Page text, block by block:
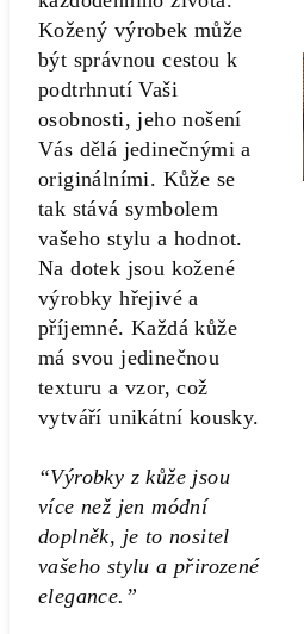
Kožený výrobek může
být správnou cestou k
podtrhnutí Vaši
osobnosti, jeho nošení
Vás dělá jedinečnými a
originálními. Kůže se
tak stává symbolem
vašeho stylu a hodnot.
Na dotek jsou kožené
výrobky hřejivé a
příjemné. Každá kůže
má svou jedinečnou
texturu a vzor, což
vytváří unikátní kousky.
“Výrobky z kůže jsou
více než jen módní
doplněk, je to nositel
vašeho stylu a přirozené
elegance.”